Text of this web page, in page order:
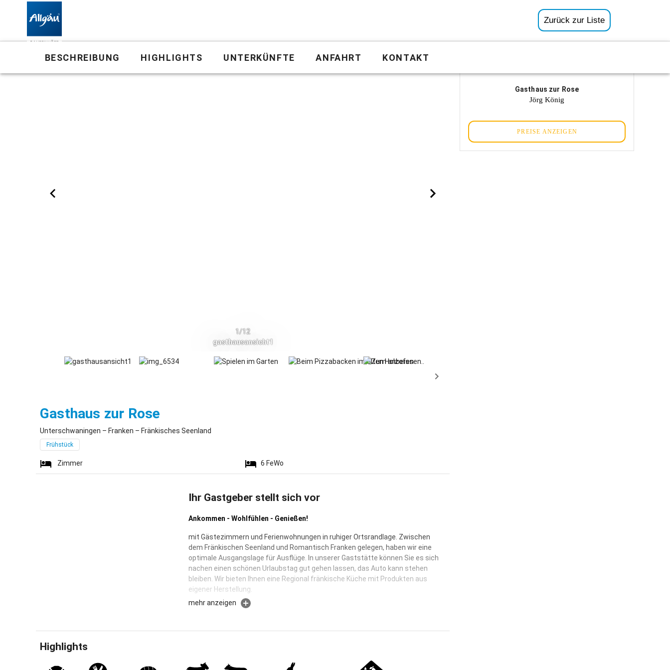
Zurück zur Liste
BESCHREIBUNG HIGHLIGHTS UNTERKÜNFTE ANFAHRT KONTAKT
Gasthaus zur Rose
Jörg König
PREISE ANZEIGEN
1/12
gasthausansicht1
Gasthaus zur Rose
Unterschwaningen – Franken – Fränkisches Seenland
Frühstück
Zimmer 6 FeWo
Ihr Gastgeber stellt sich vor
Ankommen - Wohlfühlen - Genießen!
mit Gästezimmern und Ferienwohnungen in ruhiger Ortsrandlage. Zwischen
dem Fränkischen Seenland und Romantisch Franken gelegen, haben wir eine
optimale Ausgangslage für Ausflüge. In unserer Gaststätte können Sie es sich
nachen einen schönen Urlaubstag gut gehen lassen, das Auto kann stehen
bleiben. Wir bieten Ihnen eine Regional fränkische Küche mit Produkten aus
eigener Herstellung.
Sie wohnen in einer unserer 7 Gästezimmer mit Dusche/WC und teilweise
Während Eltern oder Paare sich entspannen, lässt unser großer Garten mit
mehr anzeigen
Highlights